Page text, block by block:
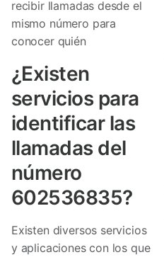
recibir llamadas desde el
mismo número para
conocer quién
¿Existen
servicios para
identificar las
llamadas del
número
602536835?
Existen diversos servicios
y aplicaciones con los que